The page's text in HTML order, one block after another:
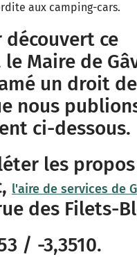
aux camping-cars.
découvert ce
Maire de
un droit de
nous
ci-dessous.
les
l'aire de services de
des Filets-
/ -3,3510.